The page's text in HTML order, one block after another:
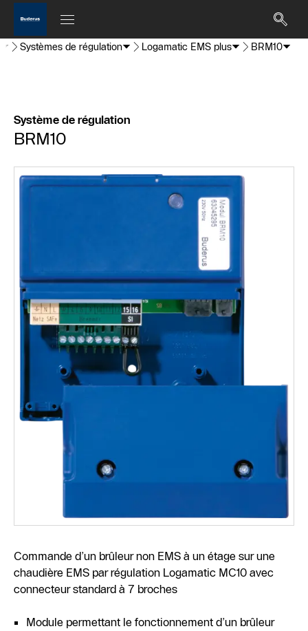
Systèmes de régulation Logamatic EMS plus BRM10
Système de régulation
BRM10
Commande d’un brûleur non EMS à un étage sur une
chaudière EMS par régulation Logamatic MC10 avec
connecteur standard à 7 broches
Module permettant le fonctionnement d’un brûleur